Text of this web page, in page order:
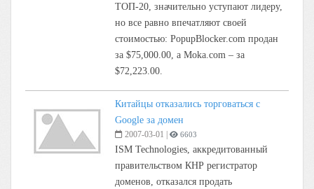
ТОП-20, значительно уступают лидеру,
но все равно впечатляют своей
стоимостью: PopupBlocker.com продан
за $75,000.00, а Moka.com – за
$72,223.00.
Китайцы отказались торговаться с
Google за домен
2007-03-01 6603
ISM Technologies, аккредитованный
правительством КНР регистратор
доменов, отказался продать